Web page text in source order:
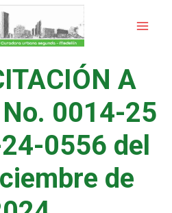
A
0014-25
0556 del
de